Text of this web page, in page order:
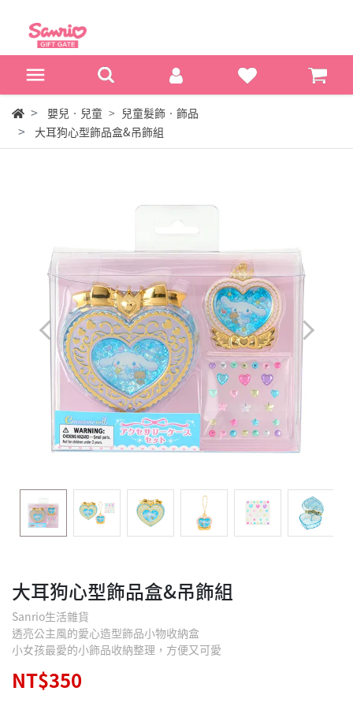
嬰兒‧兒童
兒童髮飾‧飾品
大耳狗心型飾品盒&吊飾組
大耳狗心型飾品盒&吊飾組
Sanrio生活雜貨
透亮公主風的愛心造型飾品小物收納盒
小女孩最愛的小飾品收納整理，方便又可愛
NT$350